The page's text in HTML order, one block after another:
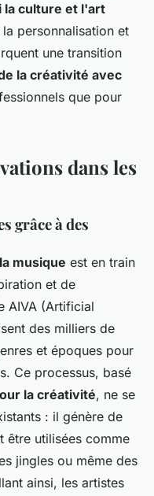
la culture et l'art
personnalisation et
une transition
la créativité avec
que pour
dans les
grâce à des
musique est en train
et de
AIVA (Artificial
des milliers de
et époques pour
Ce processus, basé
la créativité, ne se
: il génère de
être utilisées comme
jingles ou même des
ainsi, les artistes